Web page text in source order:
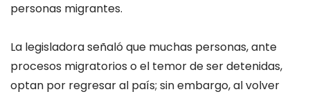
personas migrantes.
La legisladora señaló que muchas personas, ante
procesos migratorios o el temor de ser detenidas,
optan por regresar al país; sin embargo, al volver